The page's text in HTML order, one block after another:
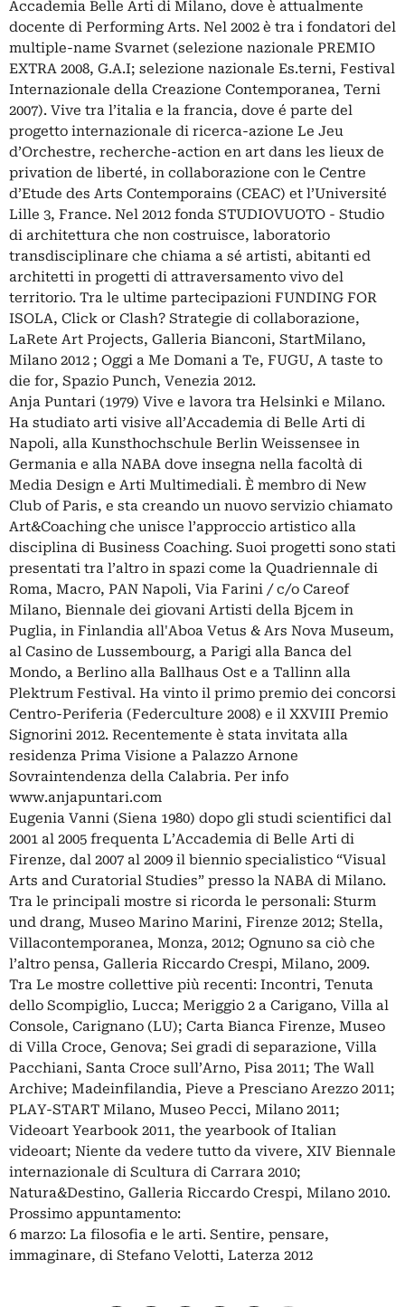
Accademia Belle Arti di Milano, dove è attualmente
docente di Performing Arts. Nel 2002 è tra i fondatori del
multiple-name Svarnet (selezione nazionale PREMIO
EXTRA 2008, G.A.I; selezione nazionale Es.terni, Festival
Internazionale della Creazione Contemporanea, Terni
2007). Vive tra l’italia e la francia, dove é parte del
progetto internazionale di ricerca-azione Le Jeu
d’Orchestre, recherche-action en art dans les lieux de
privation de liberté, in collaborazione con le Centre
d’Etude des Arts Contemporains (CEAC) et l’Université
Lille 3, France. Nel 2012 fonda STUDIOVUOTO - Studio
di architettura che non costruisce, laboratorio
transdisciplinare che chiama a sé artisti, abitanti ed
architetti in progetti di attraversamento vivo del
territorio. Tra le ultime partecipazioni FUNDING FOR
ISOLA, Click or Clash? Strategie di collaborazione,
LaRete Art Projects, Galleria Bianconi, StartMilano,
Milano 2012 ; Oggi a Me Domani a Te, FUGU, A taste to
die for, Spazio Punch, Venezia 2012.
Anja Puntari (1979) Vive e lavora tra Helsinki e Milano.
Ha studiato arti visive all’Accademia di Belle Arti di
Napoli, alla Kunsthochschule Berlin Weissensee in
Germania e alla NABA dove insegna nella facoltà di
Media Design e Arti Multimediali. È membro di New
Club of Paris, e sta creando un nuovo servizio chiamato
Art&Coaching che unisce l’approccio artistico alla
disciplina di Business Coaching. Suoi progetti sono stati
presentati tra l’altro in spazi come la Quadriennale di
Roma, Macro, PAN Napoli, Via Farini / c/o Careof
Milano, Biennale dei giovani Artisti della Bjcem in
Puglia, in Finlandia all'Aboa Vetus & Ars Nova Museum,
al Casino de Lussembourg, a Parigi alla Banca del
Mondo, a Berlino alla Ballhaus Ost e a Tallinn alla
Plektrum Festival. Ha vinto il primo premio dei concorsi
Centro-Periferia (Federculture 2008) e il XXVIII Premio
Signorini 2012. Recentemente è stata invitata alla
residenza Prima Visione a Palazzo Arnone
Sovraintendenza della Calabria. Per info
www.anjapuntari.com
Eugenia Vanni (Siena 1980) dopo gli studi scientifici dal
2001 al 2005 frequenta L’Accademia di Belle Arti di
Firenze, dal 2007 al 2009 il biennio specialistico “Visual
Arts and Curatorial Studies” presso la NABA di Milano.
Tra le principali mostre si ricorda le personali: Sturm
und drang, Museo Marino Marini, Firenze 2012; Stella,
Villacontemporanea, Monza, 2012; Ognuno sa ciò che
l’altro pensa, Galleria Riccardo Crespi, Milano, 2009.
Tra Le mostre collettive più recenti: Incontri, Tenuta
dello Scompiglio, Lucca; Meriggio 2 a Carigano, Villa al
Console, Carignano (LU); Carta Bianca Firenze, Museo
di Villa Croce, Genova; Sei gradi di separazione, Villa
Pacchiani, Santa Croce sull’Arno, Pisa 2011; The Wall
Archive; Madeinfilandia, Pieve a Presciano Arezzo 2011;
PLAY-START Milano, Museo Pecci, Milano 2011;
Videoart Yearbook 2011, the yearbook of Italian
videoart; Niente da vedere tutto da vivere, XIV Biennale
internazionale di Scultura di Carrara 2010;
Natura&Destino, Galleria Riccardo Crespi, Milano 2010.
Prossimo appuntamento:
6 marzo: La filosofia e le arti. Sentire, pensare,
immaginare, di Stefano Velotti, Laterza 2012